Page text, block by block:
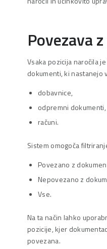
Povezava
Vsaka pozicija naročila
dokumenti, ki nastanejo
dobavnice,
odpremni dokumenti,
računi.
Sistem omogoča
Povezano z
Nepovezano z
Vse.
Na ta način lahko
pozicije, kjer
povezana.